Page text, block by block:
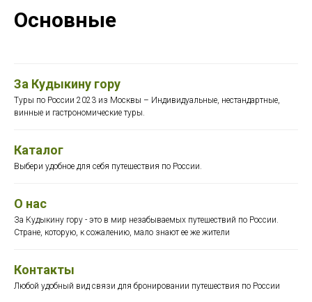
Основные
За Кудыкину гору
Туры по России 2023 из Москвы – Индивидуальные, нестандартные,
винные и гастрономические туры.
Каталог
Выбери удобное для себя путешествия по России.
О нас
За Кудыкину гору - это в мир незабываемых путешествий по России.
Стране, которую, к сожалению, мало знают ее же жители
Контакты
Любой удобный вид связи для бронировании путешествия по России